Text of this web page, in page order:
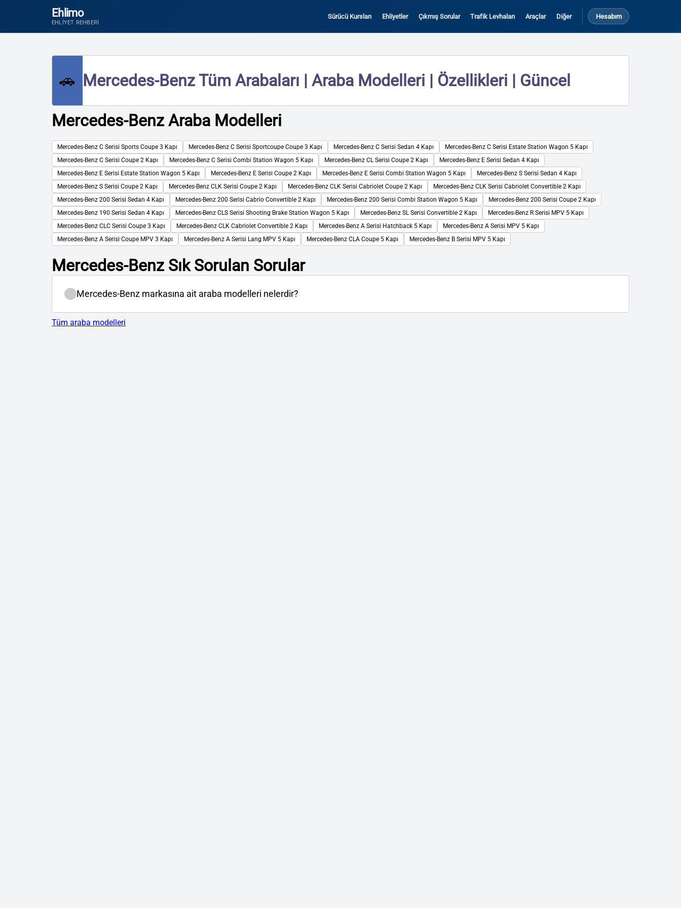
Ehlimo
EHLIYET REHBERI
Sürücü Kursları Ehliyetler Çıkmış Sorular Trafik Levhaları Araçlar Diğer Hesabım
🚗 Mercedes-Benz Tüm Arabaları | Araba Modelleri | Özellikleri | Güncel
Mercedes-Benz Araba Modelleri
Mercedes-Benz C Serisi Sports Coupe 3 Kapı Mercedes-Benz C Serisi Sportcoupe Coupe 3 Kapı Mercedes-Benz C Serisi Sedan 4 Kapı
Mercedes-Benz C Serisi Estate Station Wagon 5 Kapı
Mercedes-Benz C Serisi Coupe 2 Kapı
Mercedes-Benz C Serisi Combi Station Wagon 5 Kapı Mercedes-Benz CL Serisi Coupe 2 Kapı
Mercedes-Benz E Serisi Sedan 4 Kapı
Mercedes-Benz E Serisi Estate Station Wagon 5 Kapı
Mercedes-Benz E Serisi Coupe 2 Kapı Mercedes-Benz E Serisi Combi Station Wagon 5 Kapı
Mercedes-Benz S Serisi Sedan 4 Kapı
Mercedes-Benz S Serisi Coupe 2 Kapı
Mercedes-Benz CLK Serisi Coupe 2 Kapı Mercedes-Benz CLK Serisi Cabriolet Coupe 2 Kapı
Mercedes-Benz CLK Serisi Cabriolet Convertible 2 Kapı
Mercedes-Benz 200 Serisi Sedan 4 Kapı
Mercedes-Benz 200 Serisi Cabrio Convertible 2 Kapı Mercedes-Benz 200 Serisi Combi Station Wagon 5 Kapı
Mercedes-Benz 200 Serisi Coupe 2 Kapı
Mercedes-Benz 190 Serisi Sedan 4 Kapı
Mercedes-Benz CLS Serisi Shooting Brake Station Wagon 5 Kapı Mercedes-Benz SL Serisi Convertible 2 Kapı
Mercedes-Benz R Serisi MPV 5 Kapı
Mercedes-Benz CLC Serisi Coupe 3 Kapı
Mercedes-Benz CLK Cabriolet Convertible 2 Kapı Mercedes-Benz A Serisi Hatchback 5 Kapı
Mercedes-Benz A Serisi MPV 5 Kapı
Mercedes-Benz A Serisi Coupe MPV 3 Kapı
Mercedes-Benz A Serisi Lang MPV 5 Kapı Mercedes-Benz CLA Coupe 5 Kapı Mercedes-Benz B Serisi MPV 5 Kapı
Mercedes-Benz Sık Sorulan Sorular
Mercedes-Benz markasına ait araba modelleri nelerdir?
Tüm araba modelleri